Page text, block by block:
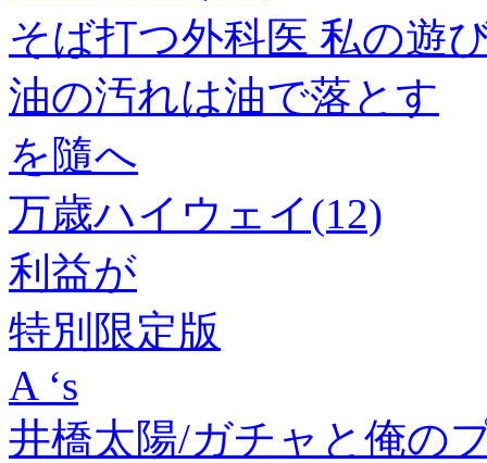
そば打つ外科医 私の遊
油の汚れは油で落とす
を隨へ
万歳ハイウェイ(12)
利益が
特別限定版
A ‘s
井橋太陽/ガチャと俺の